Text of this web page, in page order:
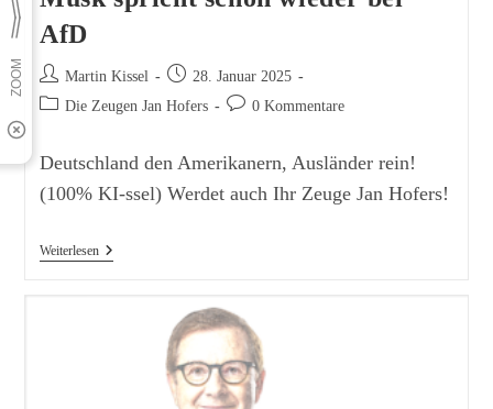
AfD
Beitrags-
Autor:
Martin Kissel
Beitrag
veröffentlicht:
28. Januar 2025
Beitrags-
Die Zeugen Jan Hofers
Beitrags-0 Kommentare
Deutschland den Amerikanern, Ausländer rein!
(100% KI-ssel) Werdet auch Ihr Zeuge Jan Hofers!
WeiterlesenMusk